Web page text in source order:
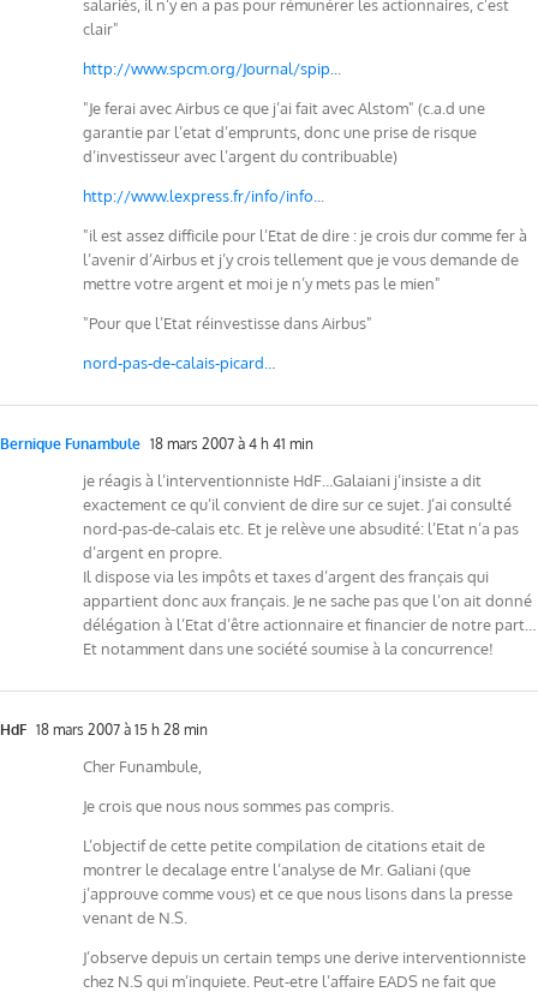
salariés, il n’y en a pas pour rémunérer les actionnaires, c’est
clair"
http://www.spcm.org/Journal/spip..
"Je ferai avec Airbus ce que j’ai fait avec Alstom" (c.a.d une
garantie par l’etat d’emprunts, donc une prise de risque
d’investisseur avec l’argent du contribuable)
http://www.lexpress.fr/info/info..
"il est assez difficile pour l’Etat de dire : je crois dur comme fer à
l’avenir d’Airbus et j’y crois tellement que je vous demande de
mettre votre argent et moi je n’y mets pas le mien"
"Pour que l’Etat réinvestisse dans Airbus"
nord-pas-de-calais-picard…
Bernique Funambule 18 mars 2007 à 4 h 41 min
je réagis à l’interventionniste HdF…Galaiani j’insiste a dit
exactement ce qu’il convient de dire sur ce sujet. J’ai consulté
nord-pas-de-calais etc. Et je relève une absudité: l’Etat n’a pas
d’argent en propre.
Il dispose via les impôts et taxes d’argent des français qui
appartient donc aux français. Je ne sache pas que l’on ait donné
délégation à l’Etat d’être actionnaire et financier de notre part…
Et notamment dans une société soumise à la concurrence!
HdF 18 mars 2007 à 15 h 28 min
Cher Funambule,
Je crois que nous nous sommes pas compris.
L’objectif de cette petite compilation de citations etait de
montrer le decalage entre l’analyse de Mr. Galiani (que
j’approuve comme vous) et ce que nous lisons dans la presse
venant de N.S.
J’observe depuis un certain temps une derive interventionniste
chez N.S qui m’inquiete. Peut-etre l’affaire EADS ne fait que